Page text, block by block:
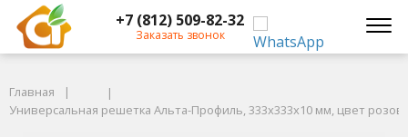
+7 (812) 509-82-32
Заказать звонок
Универсальная решетка Альта-Профиль, 333х333х10 мм, цвет
Универсальная решетка Альта-
Главная
Универсальная решетка Альта-Профиль, 333х333х10 мм, цвет